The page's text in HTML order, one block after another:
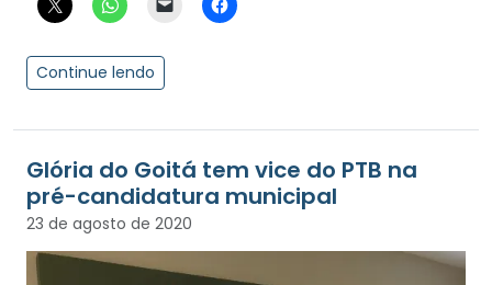
Continue lendo
Glória do Goitá tem vice do PTB na
pré-candidatura municipal
23 de agosto de 2020